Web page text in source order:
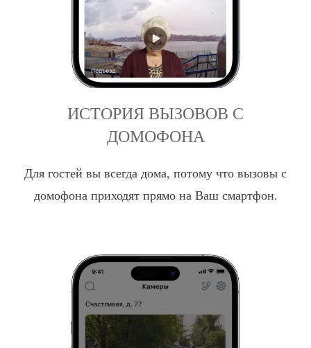
ИСТОРИЯ ВЫЗОВОВ С
ДОМОФОНА
Для гостей вы всегда дома, потому что вызовы с
домофона приходят прямо на Ваш смартфон.